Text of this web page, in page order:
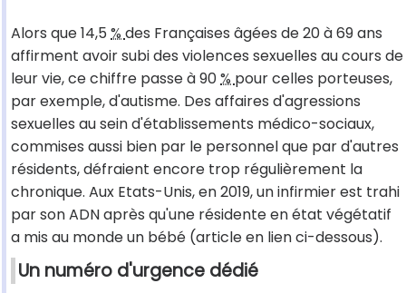
Alors que 14,5 %des Françaises âgées de 20 à 69 ans
affirment avoir subi des violences sexuelles au cours de
leur vie, ce chiffre passe à 90%pour celles porteuses,
par exemple, d'autisme. Des affaires d'agressions
sexuelles au sein d'établissements médico-sociaux,
commises aussi bien par le personnel que par d'autres
résidents, défraient encore trop régulièrement la
chronique. Aux Etats-Unis, en 2019, un infirmier est trahi
par son ADN après qu'une résidente en état végétatif
a mis au monde un bébé (article en lien ci-dessous).
Un numéro d'urgence dédié